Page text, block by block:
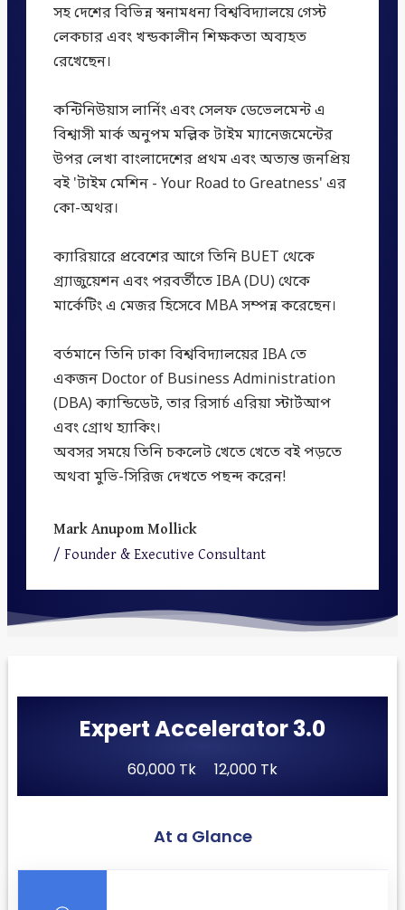
সহ দেশের বিভিন্ন স্বনামধন্য বিশ্ববিদ্যালয়ে গেস্ট
লেকচার এবং খন্ডকালীন শিক্ষকতা অব্যহত
রেখেছেন।
কন্টিনিউয়াস লার্নিং এবং সেলফ ডেভেলমেন্ট এ
বিশ্বাসী মার্ক অনুপম মল্লিক টাইম ম্যানেজমেন্টের
উপর লেখা বাংলাদেশের প্রথম এবং অত্যন্ত জনপ্রিয়
বই 'টাইম মেশিন - Your Road to Greatness' এর
কো-অথর।
ক্যারিয়ারে প্রবেশের আগে তিনি BUET থেকে
গ্র্যাজুয়েশন এবং পরবর্তীতে IBA (DU) থেকে
মার্কেটিং এ মেজর হিসেবে MBA সম্পন্ন করেছেন।
বর্তমানে তিনি ঢাকা বিশ্ববিদ্যালয়ের IBA তে
একজন Doctor of Business Administration
(DBA) ক্যান্ডিডেট, তার রিসার্চ এরিয়া স্টার্টআপ
এবং গ্রোথ হ্যাকিং।
অবসর সময়ে তিনি চকলেট খেতে খেতে বই পড়তে
অথবা মুভি-সিরিজ দেখতে পছন্দ করেন!
Mark Anupom Mollick
/ Founder & Executive Consultant
Expert Accelerator 3.0
60,000 Tk 12,000 Tk
At a Glance